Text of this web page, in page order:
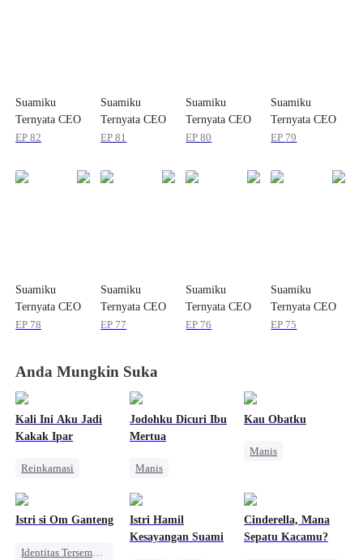
Suamiku
Ternyata CEO
EP82
Suamiku
Ternyata CEO
EP81
Suamiku
Ternyata CEO
EP80
Suamiku
Ternyata CEO
EP 79
Suamiku
Ternyata CEO
EP 78
Suamiku
Ternyata CEO
EP 77
Suamiku
Ternyata CEO
EP 76
Suamiku
Ternyata CEO
EP 75
Anda Mungkin Suka
Kali Ini Aku Jadi
Kakak Ipar
Reinkarnasi
Jodohku Dicuri Ibu
Mertua
Manis
Pewaris Asli dan Palsu
Kau Obatku
Manis
CEO
Cinta Satu Malam
Istri si Om Ganteng
Identitas Tersembunyi
Istri Hamil
Kesayangan Suami
Cinderella, Mana
Sepatu Kacamu?